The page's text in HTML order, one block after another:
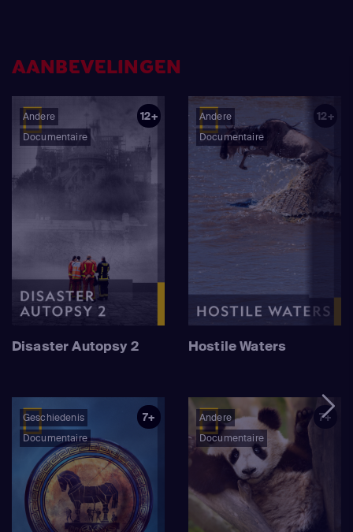
AANBEVELINGEN
Andere
Documentaire
12+
Disaster Autopsy 2
Andere
Documentaire
12+
Hostile Waters
Geschiedenis
Documentaire
7+
Andere
Documentaire
7+